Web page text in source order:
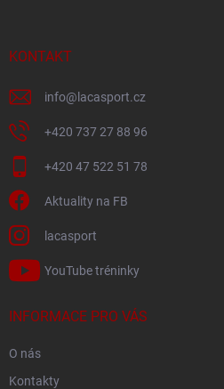
KONTAKT
info@ lacasport.cz
+420 737 27 88 96
+420 47 522 51 78
Aktuality na FB
lacasport
YouTube tréninky
INFORMACE PRO VÁS
O nás
Kontakty